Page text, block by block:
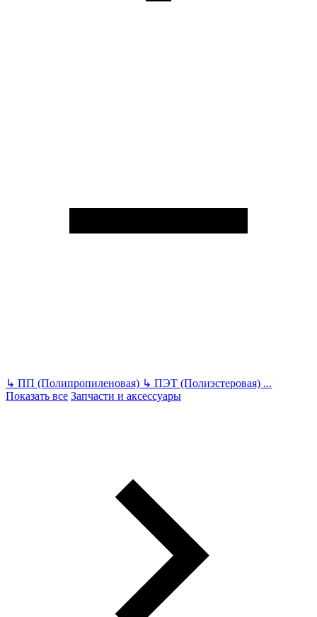
↳ ПП (Полипропиленовая) ↳ ПЭТ (Полиэстеровая) ...
Показать все Запчасти и аксессуары